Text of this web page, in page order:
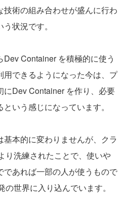
術の組み合わせが盛んに行わ
状況です。
Container を積極的に使う
用できるようになった今は、プ
にDev Container を作り、必要
いう感じになっています。
本的に変わりませんが、クラ
り洗練されたことで、使いや
あれば一部の人が使うもので
世界に入り込んでいます。